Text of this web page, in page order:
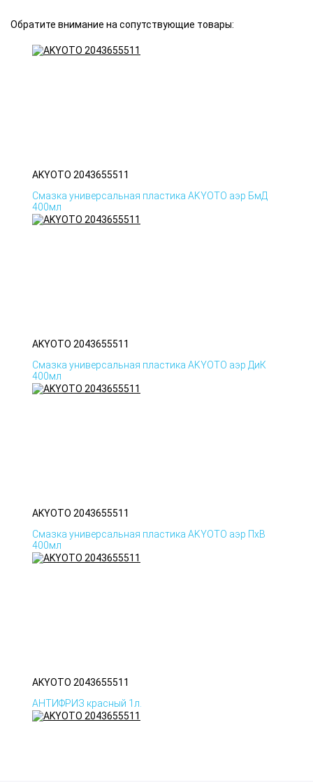
Обратите внимание на сопутствующие товары:
AKYOTO 2043655511
Смазка универсальная пластика AKYOTO аэр БмД
400мл
AKYOTO 2043655511
Смазка универсальная пластика AKYOTO аэр ДиК
400мл
AKYOTO 2043655511
Смазка универсальная пластика AKYOTO аэр ПхВ
400мл
AKYOTO 2043655511
АНТИФРИЗ красный 1л.